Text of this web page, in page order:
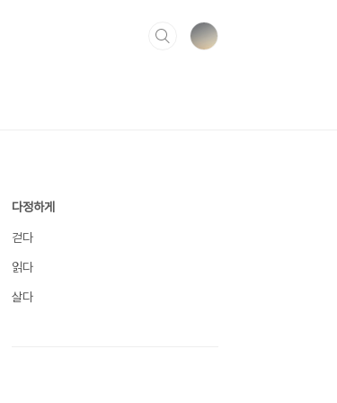
다정하게
걷다
읽다
살다